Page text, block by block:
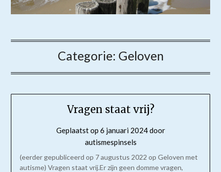
Categorie: Geloven
Vragen staat vrij?
Geplaatst op 6 januari 2024door
autismespinsels
(eerder gepubliceerd op 7 augustus 2022 op Geloven met
autisme) Vragen staat vrij.Er zijn geen domme vragen,